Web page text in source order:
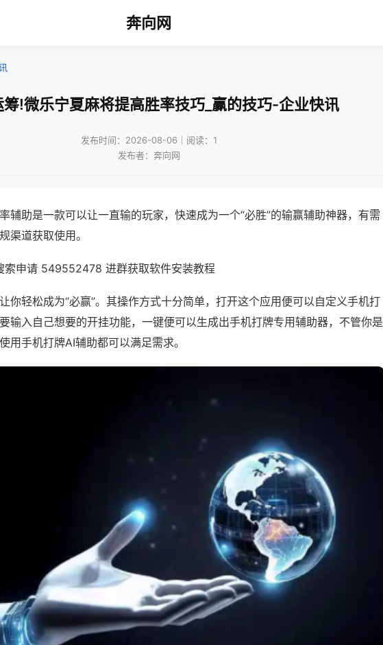
奔向网
筹!微乐宁夏麻将提高胜率技巧_赢的技巧-企业快讯
发布时间：2026-08-06｜阅读：1
发布者：奔向网
辅助是一款可以让一直输的玩家，快速成为一个“必胜”的输赢辅助神器，有需
渠道获取使用。
索申请 549552478 进群获取软件安装教程
你轻松成为“必赢”。其操作方式十分简单，打开这个应用便可以自定义手机打
输入自己想要的开挂功能，一键便可以生成出手机打牌专用辅助器，不管你是
用手机打牌AI辅助都可以满足需求。